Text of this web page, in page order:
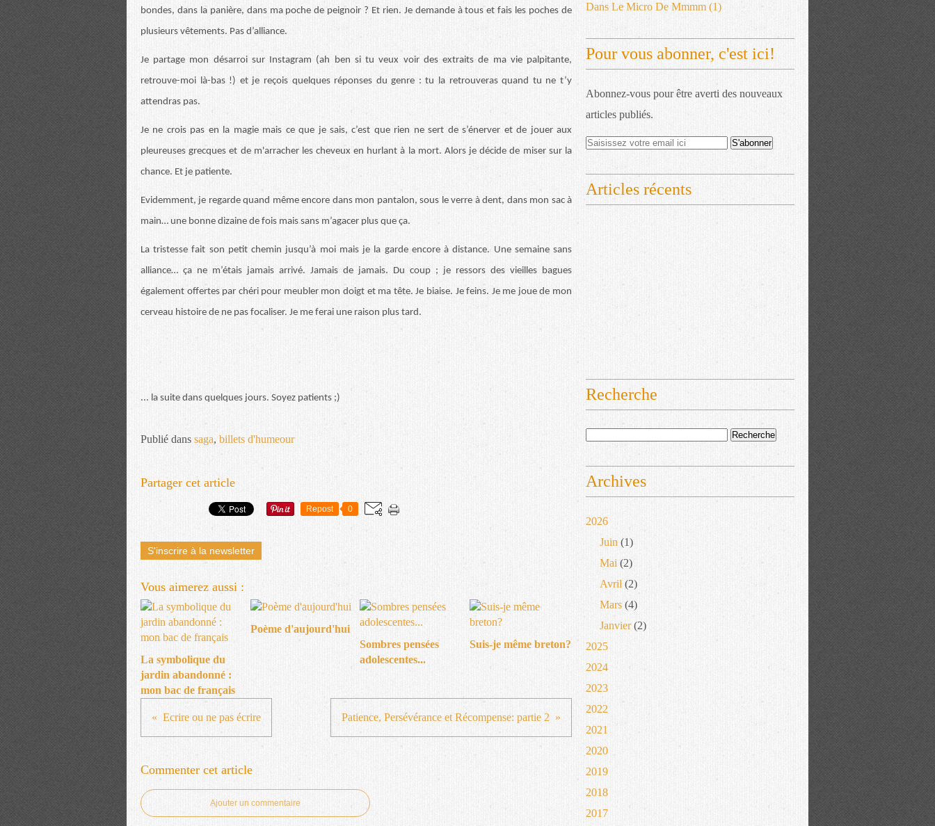
bondes, dans la panière, dans ma poche de peignoir ? Et rien. Je demande à tous et fais les poches de
plusieurs vêtements. Pas d’alliance.
Je partage mon désarroi sur Instagram (ah ben si tu veux voir des extraits de ma vie palpitante,
retrouve-moi là-bas !) et je reçois quelques réponses du genre : tu la retrouveras quand tu ne t’y
attendras pas.
Je ne crois pas en la magie mais ce que je sais, c’est que rien ne sert de s’énerver et de jouer aux
pleureuses grecques et de m'arracher les cheveux en hurlant à la mort. Alors je décide de miser sur la
chance. Et je patiente.
Evidemment, je regarde quand même encore dans mon pantalon, sous le verre à dent, dans mon sac à
main… une bonne dizaine de fois mais sans m’agacer plus que ça.
La tristesse fait son petit chemin jusqu’à moi mais je la garde encore à distance. Une semaine sans
alliance… ça ne m’étais jamais arrivé. Jamais de jamais. Du coup ; je ressors des vieilles bagues
également offertes par chéri pour meubler mon doigt et ma tête. Je biaise. Je feins. Je me joue de mon
cerveau histoire de ne pas focaliser. Je me ferai une raison plus tard.
... la suite dans quelques jours. Soyez patients ;)
Publié dans saga, billets d'humeour
Partager cet article
Repost 0
S'inscrire à la newsletter
Vous aimerez aussi :
La symbolique du
jardin abandonné :
mon bac de français
Poème d'aujourd'hui
Sombres pensées
adolescentes...
Suis-je même breton?
Ecrire ou ne pas écrire Patience, Persévérance et Récompense: partie 2
Commenter cet article
Ajouter un commentaire
Dans Le Micro De Mmmm (1)
Pour vous abonner, c'est ici!
Abonnez-vous pour être averti des nouveaux
articles publiés.
Articles récents
Recherche
Archives
2026
Juin (1)
Mai (2)
Avril (2)
Mars (4)
Janvier(2)
2025
2024
2023
2022
2021
2020
2019
2018
2017